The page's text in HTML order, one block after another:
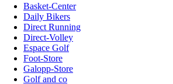
Basket-Center
Daily Bikers
Direct Running
Direct-Volley
Espace Golf
Foot-Store
Galopp-Store
Golf and co